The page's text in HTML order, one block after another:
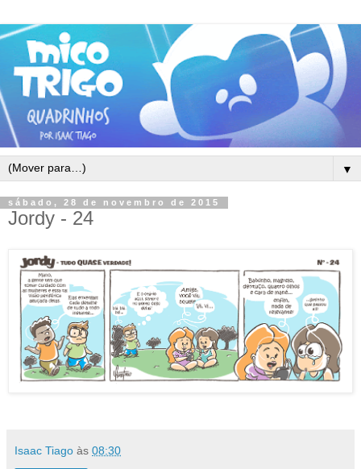
▼
sábado, 28 de novembro de 2015
Jordy - 24
Isaac Tiago às 08:30